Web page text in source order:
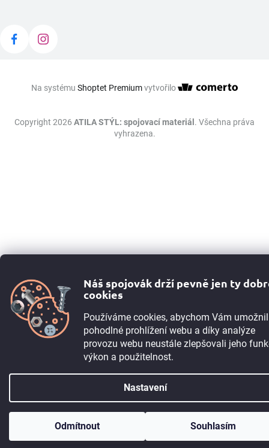
Náš spojovák drží pevně jen ty
cookies
Používáme cookies, abychom Vám
pohodlné prohlížení webu a díky analýze
provozu webu neustále zlepšovali jeho
výkon a použitelnost.
Nastavení
Odmítnout Souhlasím
Registrujte sea získejte 5% slevu okamžitě. Pokud máte IČO, můžete
Na systému Shoptet Premiumvytvořilo
Copyright 2026 ATILA STÝL: spojovací materiál . Všechna práva
vyhrazena.